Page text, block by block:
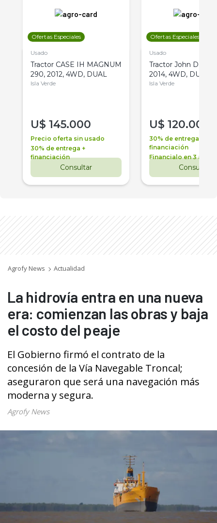
Ofertas Especiales
Usado
Tractor CASE IH MAGNUM
290, 2012, 4WD, DUAL
Isla Verde
U$ 145.000
Precio oferta sin usado
30% de entrega +
financiación
Consultar
Ofertas Especiales
Usado
Tractor John Deere
2014, 4WD, DUAL
Isla Verde
U$ 120.000
30% de entrega +
financiación
Financialo en 3 años
Consultar
Agrofy News Actualidad
La hidrovía entra en una nueva
era: comienzan las obras y baja
el costo del peaje
El Gobierno firmó el contrato de la
concesión de la Vía Navegable Troncal;
aseguraron que será una navegación más
moderna y segura.
Agrofy News